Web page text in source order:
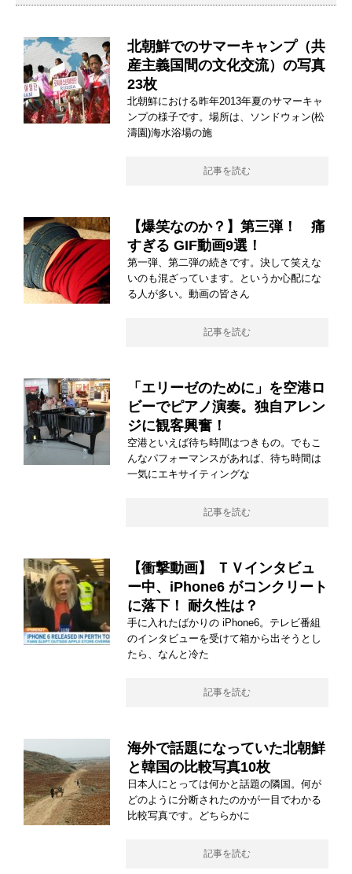
北朝鮮でのサマーキャンプ（共
産主義国間の文化交流）の写真
23枚
北朝鮮における昨年2013年夏のサマーキャ
ンプの様子です。場所は、ソンドウォン(松
濤園)海水浴場の施
記事を読む
【爆笑なのか？】第三弾！ 痛
すぎる GIF動画9選！
第一弾、第二弾の続きです。決して笑えな
いのも混ざっています。というか心配にな
る人が多い。動画の皆さん
記事を読む
「エリーゼのために」を空港ロ
ビーでピアノ演奏。独自アレン
ジに観客興奮！
空港といえば待ち時間はつきもの。でもこ
んなパフォーマンスがあれば、待ち時間は
一気にエキサイティングな
記事を読む
【衝撃動画】 ＴＶインタビュ
ー中、iPhone6 がコンクリート
に落下！ 耐久性は？
手に入れたばかりの iPhone6。テレビ番組
のインタビューを受けて箱から出そうとし
たら、なんと冷た
記事を読む
海外で話題になっていた北朝鮮
と韓国の比較写真10枚
日本人にとっては何かと話題の隣国。何が
どのように分断されたのかが一目でわかる
比較写真です。どちらかに
記事を読む